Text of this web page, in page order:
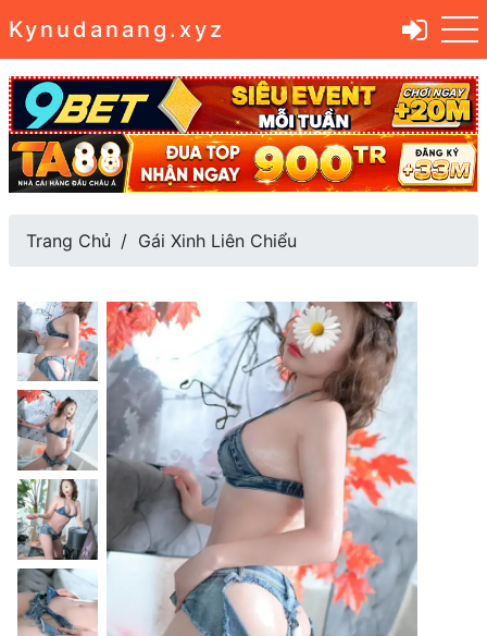
Kynudanang.xyz
Trang Chủ Gái Xinh Liên Chiểu